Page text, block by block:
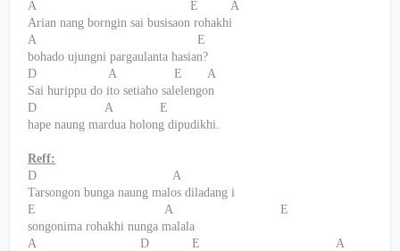
A E
A
Arian nang borngin sai busisaon rohakhi
A
E
bohado ujungni pargaulanta hasian?
D
A E
A
Sai hurippu do ito setiaho salelengon
D
A
E
hape naung mardua holong dipudikhi.
Reff:
D
A
Tarsongon bunga naung malos diladang i
E
A
E
songonima rohakhi nunga malala
A
D E
A